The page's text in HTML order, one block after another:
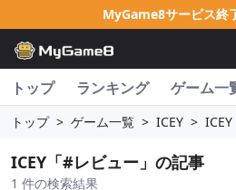
MyGame8サービス終
トップ ランキング ゲーム一
トップ > ゲーム一覧 > ICEY >
ICEY「#レビュー」の記事
1 件の検索結果